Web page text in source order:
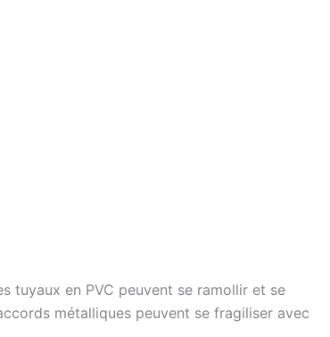
tuyaux en PVC peuvent se ramollir et se
métalliques peuvent se fragiliser avec